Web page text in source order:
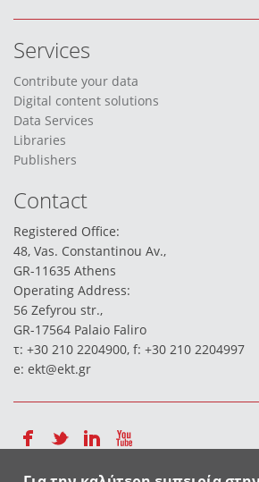
Services
Contribute your data
Digital content solutions
Data Services
Libraries
Publishers
Contact
Registered Office:
48, Vas. Constantinou Av.,
GR-11635 Athens
Operating Address:
56 Zefyrou str.,
GR-17564 Palaio Faliro
τ: +30 210 2204900, f: +30 210 2204997
e: ekt@ekt.gr